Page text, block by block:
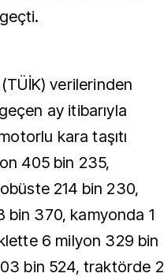
verilerinden
ay itibarıyla
kara taşıtı
405 bin 235,
214 bin 230,
370, kamyonda 1
6 milyon 329 bin
bin 524, traktörde 2